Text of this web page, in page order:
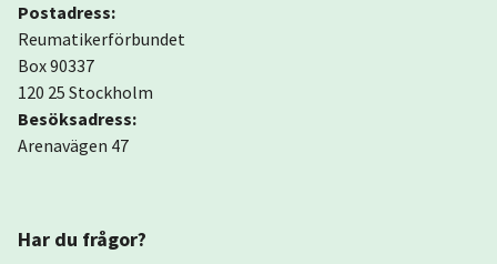
Postadress:
Reumatikerförbundet
Box 90337
120 25 Stockholm
Besöksadress:
Arenavägen 47
Har du frågor?